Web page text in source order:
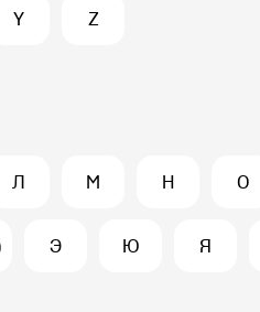
Y Z
Л М Н О
Э Ю Я